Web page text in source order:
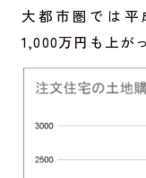
大都市圏では
1,000万円も上が